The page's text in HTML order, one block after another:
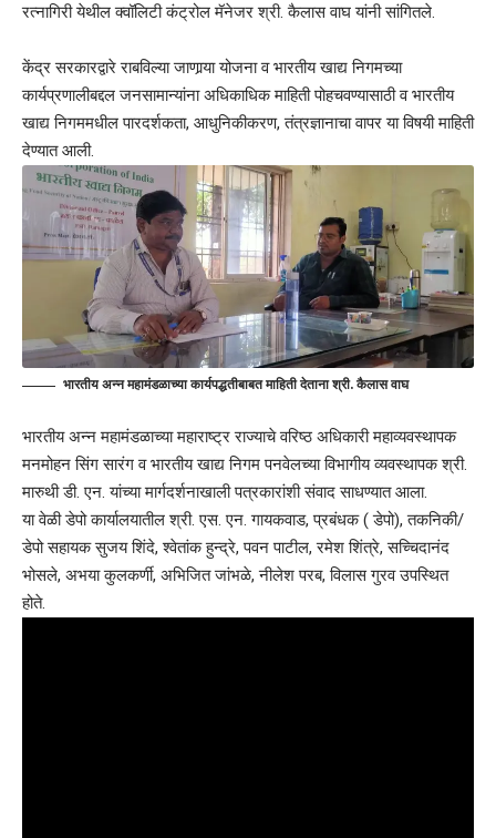
रत्नागिरी येथील क्वॉलिटी कंट्रोल मॅनेजर श्री. कैलास वाघ यांनी सांगितले.
केंद्र सरकारद्वारे राबविल्या जाणार्‍या योजना व भारतीय खाद्य निगमच्या
कार्यप्रणालीबद्दल जनसामान्यांना अधिकाधिक माहिती पोहचवण्यासाठी व भारतीय
खाद्य निगममधील पारदर्शकता, आधुनिकीकरण, तंत्रज्ञानाचा वापर या विषयी माहिती
देण्यात आली.
भारतीय अन्न महामंडळाच्या कार्यपद्धतीबाबत माहिती देताना श्री. कैलास वाघ
भारतीय अन्न महामंडळाच्या महाराष्ट्र राज्याचे वरिष्ठ अधिकारी महाव्यवस्थापक
मनमोहन सिंग सारंग व भारतीय खाद्य निगम पनवेलच्या विभागीय व्यवस्थापक श्री.
मारुथी डी. एन. यांच्या मार्गदर्शनाखाली पत्रकारांशी संवाद साधण्यात आला.
या वेळी डेपो कार्यालयातील श्री. एस. एन. गायकवाड, प्रबंधक ( डेपो), तकनिकी/
डेपो सहायक सुजय शिंदे, श्वेतांक हुन्द्रे, पवन पाटील, रमेश शिंत्रे, सच्चिदानंद
भोसले, अभया कुलकर्णी, अभिजित जांभळे, नीलेश परब, विलास गुरव उपस्थित
होते.